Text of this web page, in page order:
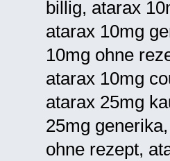
billig, atarax
atarax 10mg
10mg ohne
atarax 10mg
atarax 25mg
25mg
ohne rezept,